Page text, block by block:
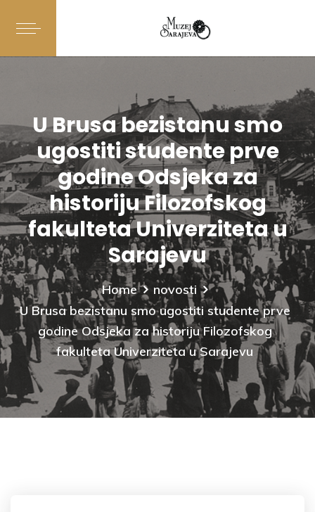
U Brusa bezistanu smo
ugostiti studente prve
godine Odsjeka za
historiju Filozofskog
fakulteta Univerziteta u
Sarajevu
Home
novosti
U Brusa bezistanu smo ugostiti studente prve
godine Odsjeka za historiju Filozofskog
fakulteta Univerziteta u Sarajevu